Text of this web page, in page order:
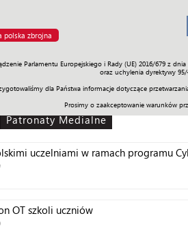
polska zbrojna
Parlamentu Europejskiego i Rady (UE) 2016/679 z
oraz uchylenia dyrektywy
dla Państwa informacje dotyczące
Prosimy o zaakceptowanie warunków
Polityka Prawo Świat
Patronaty Medialne
uczelniami w ramach programu
OT szkoli uczniów